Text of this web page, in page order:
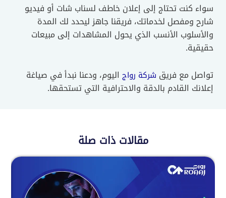
سواء كنت تحتاج إلى إعلان خاطف لسناب شات أو فيديو
شارح ومفصل لخدماتك، فريقنا جاهز ليحدد لك المدة
والأسلوب الأنسب الذي يحول المشاهدات إلى مبيعات
حقيقية.
تواصل مع فريق شركة رواج اليوم، ودعنا نبدأ في صياغة
إعلانك القادم بالدقة والاحترافية التي تستحقها.
مقالات ذات صلة